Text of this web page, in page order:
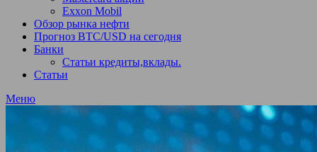
Exxon Mobil
Обзор рынка нефти
Прогноз BTC/USD на сегодня
Банки
Статьи кредиты,вклады.
Статьи
Меню